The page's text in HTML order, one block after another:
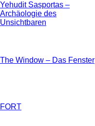
Yehudit Sasportas –
Archäologie des
Unsichtbaren
The Window – Das Fenster
FORT